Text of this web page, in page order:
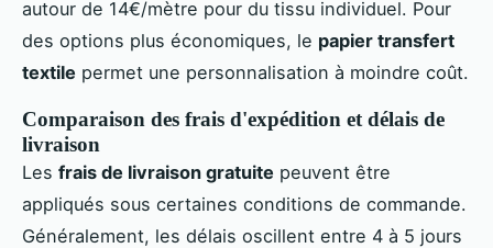
autour de 14€/mètre pour du tissu individuel. Pour
des options plus économiques, le papier transfert
textile permet une personnalisation à moindre coût.
Comparaison des frais d'expédition et délais de
livraison
Les frais de livraison gratuite peuvent être
appliqués sous certaines conditions de commande.
Généralement, les délais oscillent entre 4 à 5 jours